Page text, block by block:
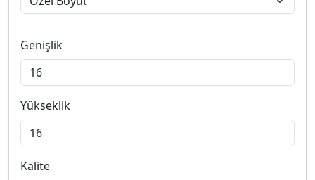
Genişlik
Yükseklik
Kalite